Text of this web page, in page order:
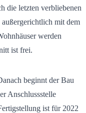
die letzten verbliebenen
mit dem
werden
ist frei.
beginnt der Bau
Anschlussstelle
ist für 2022